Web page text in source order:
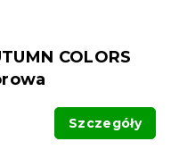
COLORS
Szczegóły